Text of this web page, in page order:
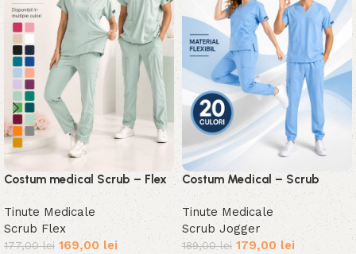
Costum medical Scrub – Flex
Tinute Medicale
Scrub Flex
177,00lei 169,00 lei
Costum Medical – Scrub
Tinute Medicale
Scrub Jogger
189,00lei 179,00 lei